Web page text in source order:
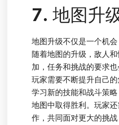
7. 地图升
地图升级不仅是一个机会
随着地图的升级，敌人
加，任务和挑战的要求也
玩家需要不断提升自己的
学习新的技能和战斗策
地图中取得胜利。玩家
作，共同面对更大的挑